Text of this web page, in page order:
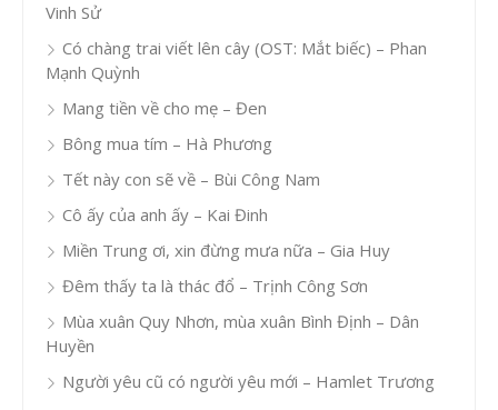
Vinh Sử
Có chàng trai viết lên cây (OST: Mắt biếc) – Phan
Mạnh Quỳnh
Mang tiền về cho mẹ – Đen
Bông mua tím – Hà Phương
Tết này con sẽ về – Bùi Công Nam
Cô ấy của anh ấy – Kai Đinh
Miền Trung ơi, xin đừng mưa nữa – Gia Huy
Đêm thấy ta là thác đổ – Trịnh Công Sơn
Mùa xuân Quy Nhơn, mùa xuân Bình Định – Dân
Huyền
Người yêu cũ có người yêu mới – Hamlet Trương